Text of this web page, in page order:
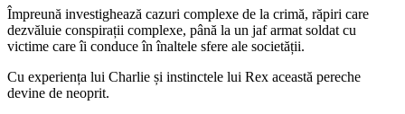
Împreună investighează cazuri complexe de la crimă, răpiri care
dezvăluie conspirații complexe, până la un jaf armat soldat cu
victime care îi conduce în înaltele sfere ale societății.
Cu experiența lui Charlie și instinctele lui Rex această pereche
devine de neoprit.